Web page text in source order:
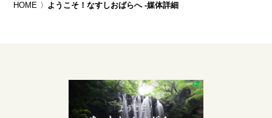
HOME ようこそ！なすしおばらへ -媒体詳細